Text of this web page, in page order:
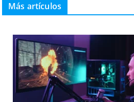
Más artículos